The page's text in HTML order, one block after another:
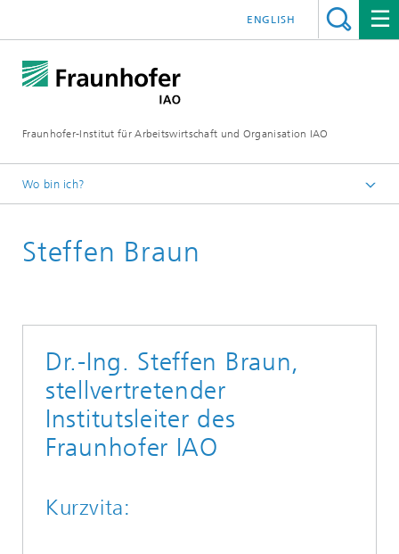
Fraunhofer-Institut für Arbeitswirtschaft und Organisation IAO
ENGLISH
Wo bin ich?
Über uns
Steffen Braun
Dr.-Ing. Steffen Braun,
stellvertretender
Institutsleiter des
Fraunhofer IAO
Kurzvita: